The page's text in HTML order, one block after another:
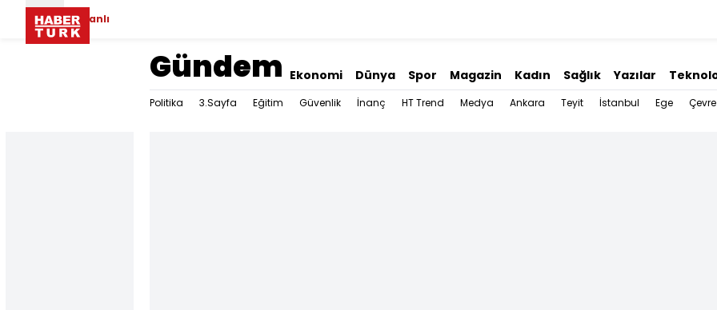
Canlı
Gündem Ekonomi Dünya Spor Magazin Kadın Sağlık Yazılar
Politika 3.Sayfa Eğitim Güvenlik İnanç HT Trend Medya Ankara Teyit İstanbul Ege Çevre